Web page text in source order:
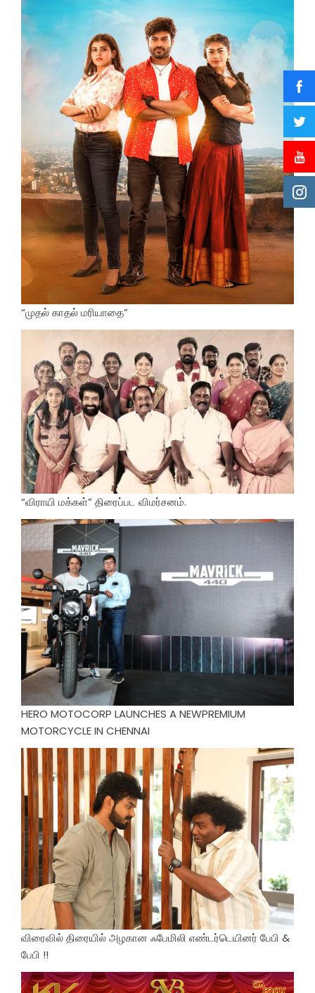
“முதல் காதல் மரியாதை”
“விராயி மக்கள்” திரைப்பட விமர்சனம்.
HERO MOTOCORP LAUNCHES A NEWPREMIUM
MOTORCYCLE IN CHENNAI
விரைவில் திரையில் அழகான ஃபேமிலி எண்டர்டெயினர் பேபி &
பேபி !!